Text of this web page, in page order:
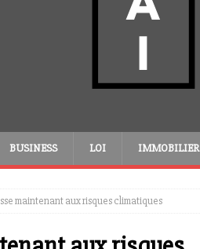
BUSINESS LOI IMMOBILIER
maintenant aux risques climatiques